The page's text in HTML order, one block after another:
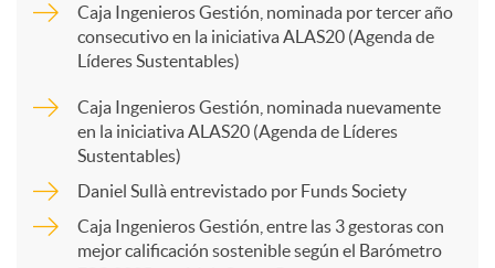
r
Caja Ingenieros Gestión, nominada por tercer año
consecutivo en la iniciativa ALAS20 (Agenda de
Líderes Sustentables)
Caja Ingenieros Gestión, nominada nuevamente
en la iniciativa ALAS20 (Agenda de Líderes
Sustentables)
Daniel Sullà entrevistado por Funds Society
Caja Ingenieros Gestión, entre las 3 gestoras con
mejor calificación sostenible según el Barómetro